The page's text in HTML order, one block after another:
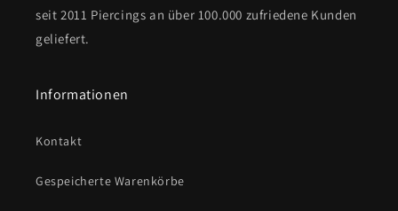
seit 2011 Piercings an über 100.000 zufriedene Kunden
geliefert.
Informationen
Kontakt
Gespeicherte Warenkörbe